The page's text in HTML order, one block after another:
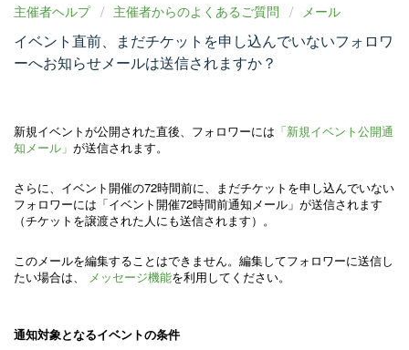
主催者ヘルプ 主催者からのよくあるご質問 メール
イベント直前、まだチケットを申し込んでいないフォロワ
ーへお知らせメールは送信されますか？
新規イベントが公開された直後、フォロワーには 「新規イベント公開通
知メール」 が送信されます。
さらに、イベント開催の72時間前に、まだチケットを申し込んでいない
フォロワーには「イベント開催72時間前通知メール」が送信されます
（チケットを譲渡された人にも送信されます）。
このメールを編集することはできません。編集してフォロワーに送信し
たい場合は、
メッセージ機能を利用してください。
通知対象となるイベントの条件